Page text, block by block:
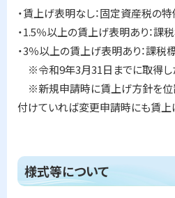
入
促
進
基
本
計
画
産
税
特
プ
に
戻
・賃上げ表明なし：固定資産税の
・1.5％以上の賃上げ表明あり：課
・3％以上の賃上げ表明あり：課税
※令和9年3月31日までに取得し
※新規申請時に賃上げ方針を位
付けていれば変更申請時にも賃上
ト
ッ
様式等について